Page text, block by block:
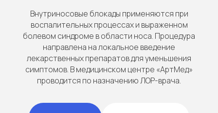
Внутриносовые блокады применяются при
воспалительных процессах и выраженном
болевом синдроме в области носа. Процедура
направлена на локальное введение
лекарственных препаратов для уменьшения
симптомов. В медицинском центре «АртМед»
проводится по назначению ЛОР-врача.